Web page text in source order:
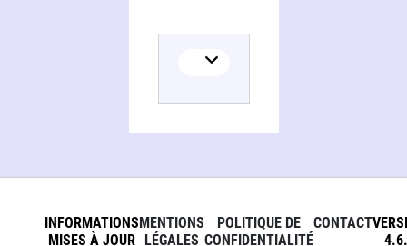
INFORMATIONS
MISES À JOUR
MENTIONS
LÉGALES
POLITIQUE DE
CONFIDENTIALITÉ
CONTACT